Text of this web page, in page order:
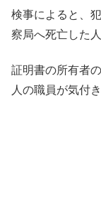
検事によると、
察局へ死亡した
証明書の所有者
人の職員が気付